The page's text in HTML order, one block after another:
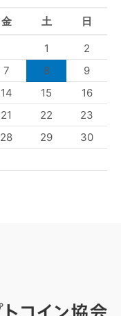
金 土 日
1
2
7 8
9
14 15
16
21 22
23
28 29
30